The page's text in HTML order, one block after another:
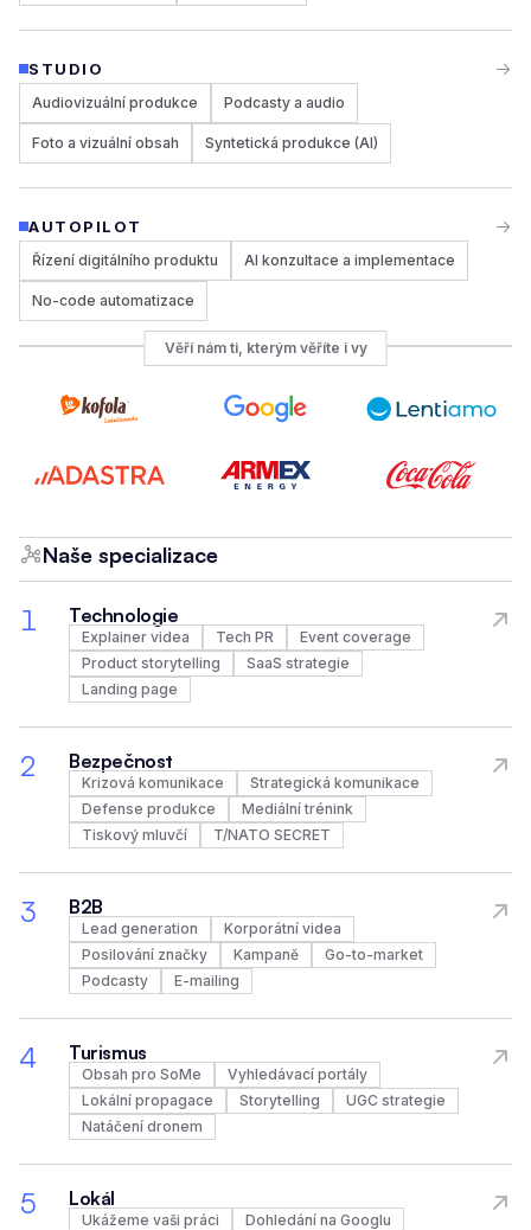
STUDIO
Audiovizuální produkce Podcasty a audio
Foto a vizuální obsah Syntetická produkce (AI)
AUTOPILOT
Řízení digitálního produktu AI konzultace a implementace
No-code automatizace
Věří nám ti, kterým věříte i vy
Naše specializace
1 Technologie
Explainer videa Tech PR
Event coverage
Product storytelling
SaaS strategie
Landing page
2 Bezpečnost
Krizová komunikace
Strategická komunikace
Defense produkce
Mediální trénink
Tiskový mluvčí
T/NATO SECRET
3 B2B
Lead generation
Korporátní videa
Posilování značky
Kampaně
Go-to-market
Podcasty
E-mailing
4 Turismus
Obsah pro SoMe
Vyhledávací portály
Lokální propagace
Storytelling
UGC strategie
Natáčení dronem
5 Lokál
Ukážeme vaši práci
Dohledání na Googlu